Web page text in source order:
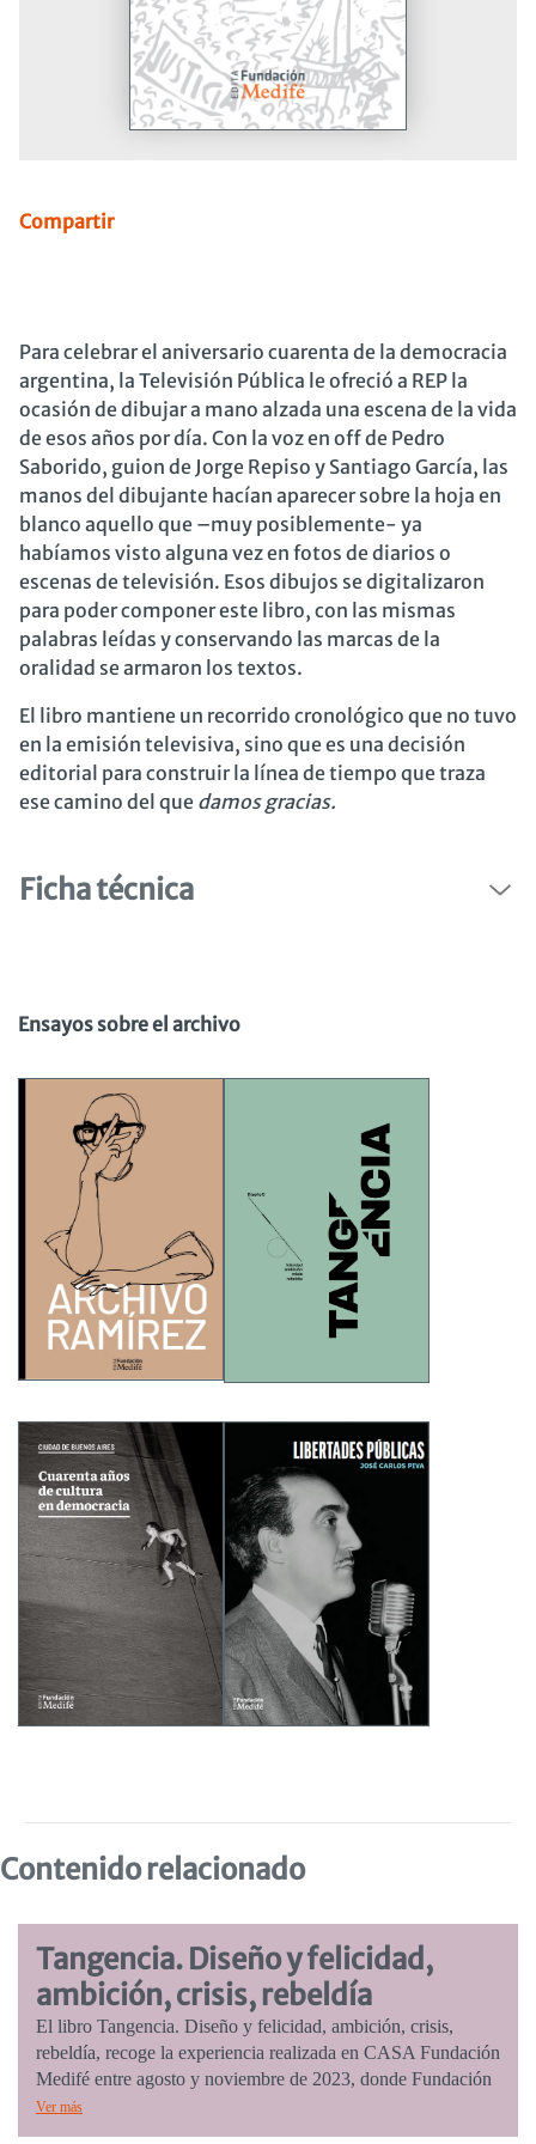
Compartir
Para celebrar el aniversario cuarenta de la democracia
argentina, la Televisión Pública le ofreció a REP la
ocasión de dibujar a mano alzada una escena de la vida
de esos años por día. Con la voz en off de Pedro
Saborido, guion de Jorge Repiso y Santiago García, las
manos del dibujante hacían aparecer sobre la hoja en
blanco aquello que –muy posiblemente- ya
habíamos visto alguna vez en fotos de diarios o
escenas de televisión. Esos dibujos se digitalizaron
para poder componer este libro, con las mismas
palabras leídas y conservando las marcas de la
oralidad se armaron los textos.
El libro mantiene un recorrido cronológico que no tuvo
en la emisión televisiva, sino que es una decisión
editorial para construir la línea de tiempo que traza
ese camino del que damos gracias.
Ficha técnica
Ensayos sobre el archivo
Contenido relacionado
Tangencia. Diseño y felicidad,
ambición, crisis, rebeldía
El libro Tangencia. Diseño y felicidad, ambición, crisis,
rebeldía, recoge la experiencia realizada en CASA Fundación
Medifé entre agosto y noviembre de 2023, donde Fundación
IDA revisó su archivo a partir de esos conceptos. Este cruce
suscitó tanto intersecciones virtuosas como nodos en
Ver más